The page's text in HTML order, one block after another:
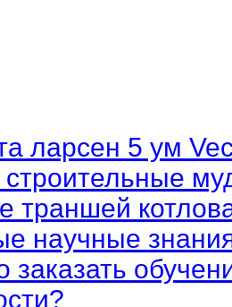
ларсен 5 ум
траншей
научные
заказать